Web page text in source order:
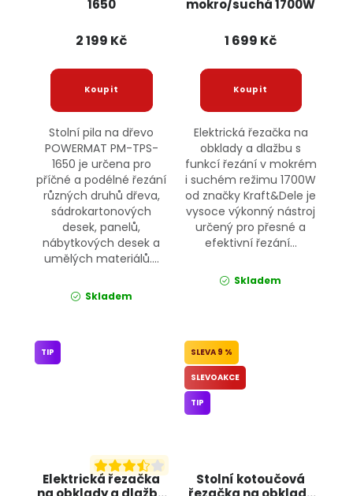
1650
2 199 Kč
Stolní pila na dřevo
POWERMAT PM-TPS-
1650 je určena pro
příčné a podélné řezání
různých druhů dřeva,
sádrokartonových
desek, panelů,
nábytkových desek a
umělých materiálů....
Skladem
mokro/suchá 1700W
1 699 Kč
Elektrická řezačka na
obklady a dlažbu s
funkcí řezání v mokrém
i suchém režimu 1700W
od značky Kraft&Dele je
vysoce výkonný nástroj
určený pro přesné a
efektivní řezání...
Skladem
Elektrická řezačka
TIP
Stolní kotoučová
9 %
SLEVOAKCE
TIP